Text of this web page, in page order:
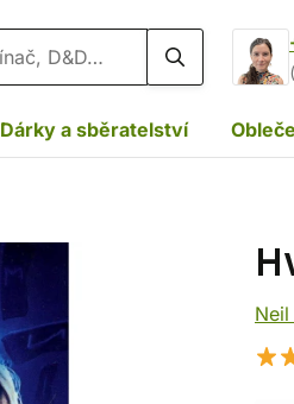
Dárky a sběratelství
Neil